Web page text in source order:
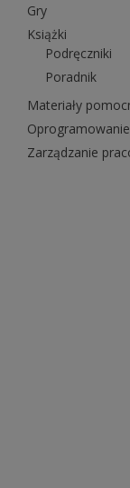
Gry
Książki
Podręczniki
Poradnik
Materiały
Oprogramowanie
Zarządzanie